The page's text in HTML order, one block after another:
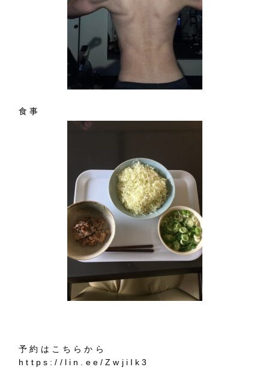
食事
予約はこちらから
https://lin.ee/ZwjiIk3